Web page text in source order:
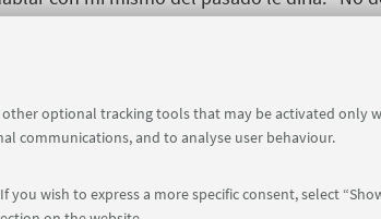
optional tracking tools that may be activated only
communications, and to analyse user behaviour.
wish to express a more specific consent, select
hasta la propia vida, amigos y risas